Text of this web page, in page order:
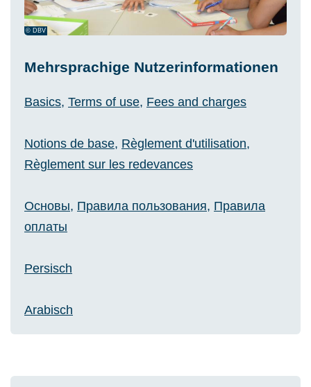
© DBV
Mehrsprachige Nutzerinformationen
Basics, Terms of use, Fees and charges
Notions de base, Règlement d'utilisation,
Règlement sur les redevances
Основы, Правила пользования, Правила
оплаты
Persisch
Arabisch